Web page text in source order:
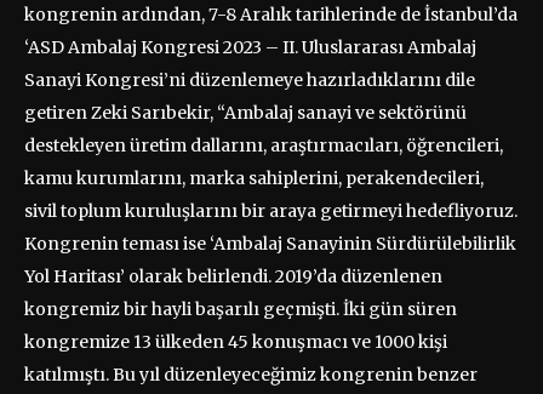
kongrenin ardından, 7-8 Aralık tarihlerinde de İstanbul’da
‘ASD Ambalaj Kongresi 2023 – II. Uluslararası Ambalaj
Sanayi Kongresi’ni düzenlemeye hazırladıklarını dile
getiren Zeki Sarıbekir, “Ambalaj sanayi ve sektörünü
destekleyen üretim dallarını, araştırmacıları, öğrencileri,
kamu kurumlarını, marka sahiplerini, perakendecileri,
sivil toplum kuruluşlarını bir araya getirmeyi hedefliyoruz.
Kongrenin teması ise ‘Ambalaj Sanayinin Sürdürülebilirlik
Yol Haritası’ olarak belirlendi. 2019’da düzenlenen
kongremiz bir hayli başarılı geçmişti. İki gün süren
kongremize 13 ülkeden 45 konuşmacı ve 1000 kişi
katılmıştı. Bu yıl düzenleyeceğimiz kongrenin benzer